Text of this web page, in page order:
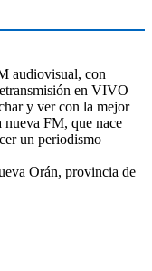
audiovisual, con
en VIVO
y ver con la mejor
FM, que nace
un periodismo
Orán, provincia de